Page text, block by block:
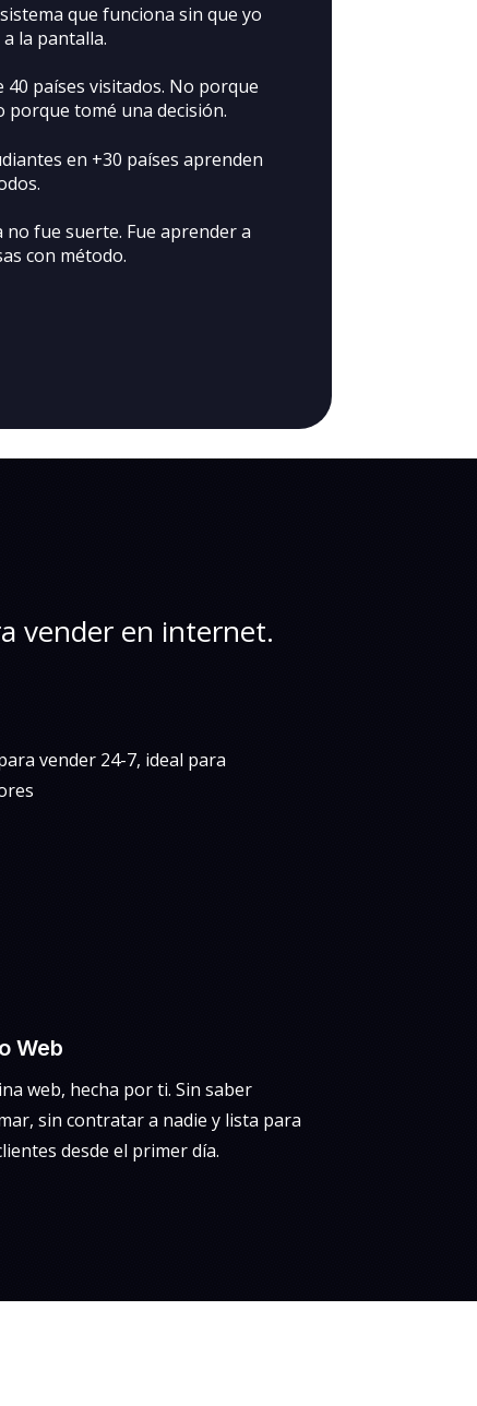
que funciona sin que yo
la pantalla.
40 países visitados. No porque
porque tomé una decisión.
en +30 países aprenden
no fue suerte. Fue aprender a
con método.
vender en internet.
vender 24-7, ideal para
Web
web, hecha por ti. Sin saber
sin contratar a nadie y lista para
desde el primer día.